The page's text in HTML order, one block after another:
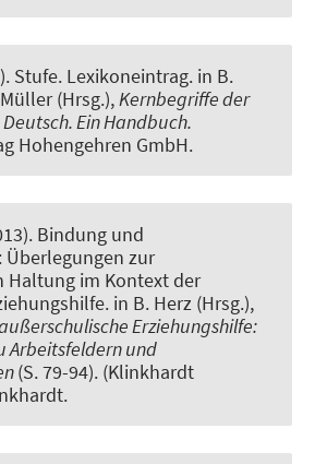
Stufe. Lexikoneintrag. in B.
(Hrsg.),Kernbegriffe der
Ein Handbuch.
Hohengehren GmbH.
Bindung und
Überlegungen zur
Haltung im Kontext der
. in B. Herz (Hrsg.),
Erziehungshilfe:
Arbeitsfeldern und
(S. 79-94). (Klinkhardt